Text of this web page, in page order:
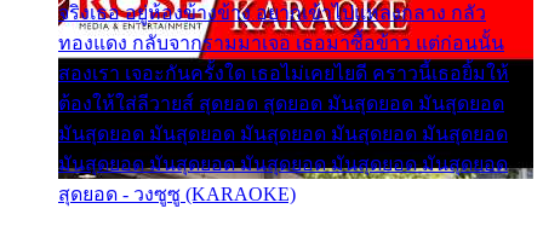
จริงเธอ อยู่ห้องข้างข้าง อยากเข้าไปแหลงกลาง กลัว
ทองแดง กลับจากรามมาเจอ เธอมาซื้อข้าว แต่ก่อนนั้น
สองเรา เจอะกันครั้งใด เธอไม่เคยไยดี คราวนี้เธอยิ้มให้
ต้องให้ใส่ลีวายส์ สุดยอด สุดยอด มันสุดยอด มันสุดยอด
มันสุดยอด มันสุดยอด มันสุดยอด มันสุดยอด มันสุดยอด
มันสุดยอด มันสุดยอด มันสุดยอด มันสุดยอด มันสุดยอด
สุดยอด - วงซูซู (KARAOKE)